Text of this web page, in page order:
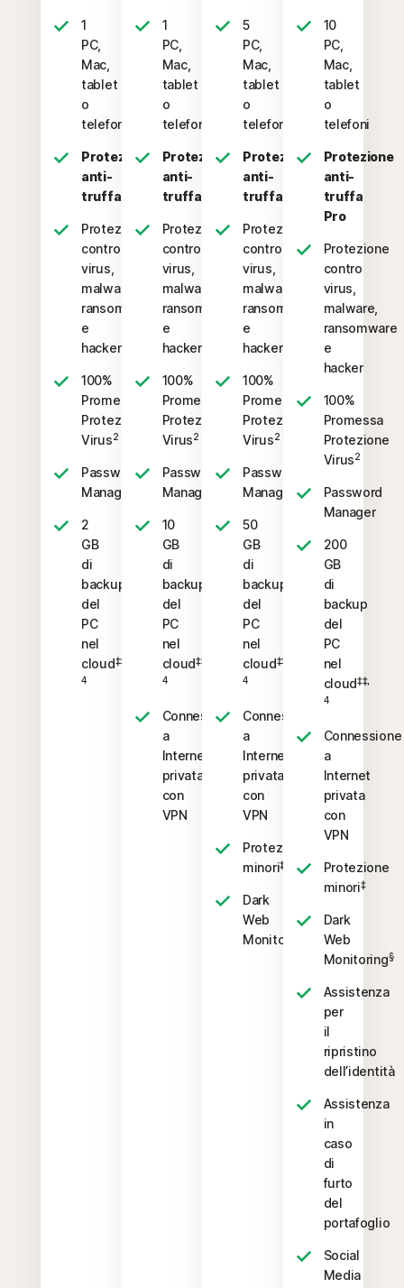
1
PC,
Mac,
tablet
o
telefono
Protezione
anti-
truffa
Protezione
contro
virus,
malware,
ransomware
e
hacker
100%
Promessa
Protezione
Virus2
Password
Manager
2
GB
di
backup
del
PC
nel
cloud‡‡,
4
1
PC,
Mac,
tablet
o
telefono
Protezione
anti-
truffa
Protezione
contro
virus,
malware,
ransomware
e
hacker
100%
Promessa
Protezione
Virus2
Password
Manager
10
GB
di
backup
del
PC
nel
cloud‡‡,
4
Connessione
a
Internet
privata
con
VPN
5
PC,
Mac,
tablet
o
telefoni
Protezione
anti-
truffa
Protezione
contro
virus,
malware,
ransomware
e
hacker
100%
Promessa
Protezione
Virus2
Password
Manager
50
GB
di
backup
del
PC
nel
cloud‡‡,
4
Connessione
a
Internet
privata
con
VPN
Protezione
minori‡
Dark
Web
Monitoring
10
PC,
Mac,
tablet
o
telefoni
Protezione
anti-
truffa
Pro
Protezione
contro
virus,
malware,
ransomware
e
hacker
100%
Promessa
Protezione
Virus2
Password
Manager
200
GB
di
backup
del
PC
nel
cloud‡‡,
4
Connessione
a
Internet
privata
con
VPN
Protezione
minori‡
Dark
Web
Monitoring§
Assistenza
per
il
ripristino
dell’identità
Assistenza
in
caso
di
furto
del
portafoglio
Social
Media